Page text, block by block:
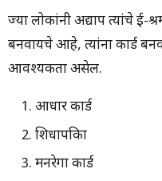
ज्या लोकांनी अद्याप त्यांचे ई-
बनवायचे आहे, त्यांना कार्ड
आवश्यकता असेल.
आधार कार्ड
शिधापत्रिका
मनरेगा कार्ड